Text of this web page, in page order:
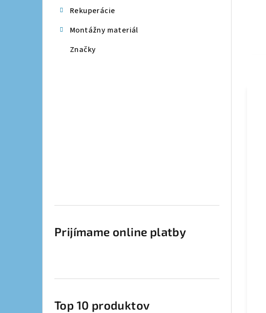
Rekuperácie
Montážny materiál
Značky
Prijímame online platby
Top 10 produktov